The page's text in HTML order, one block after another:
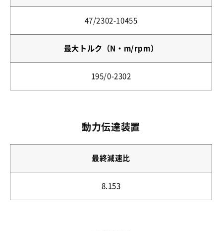
47/2302-10455
最大トルク（N・m/rpm）
195/0-2302
動力伝達装置
最終減速比
8.153